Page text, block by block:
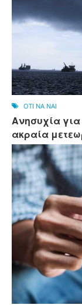
OTI NA NAI
Ανησυχία
ακραία